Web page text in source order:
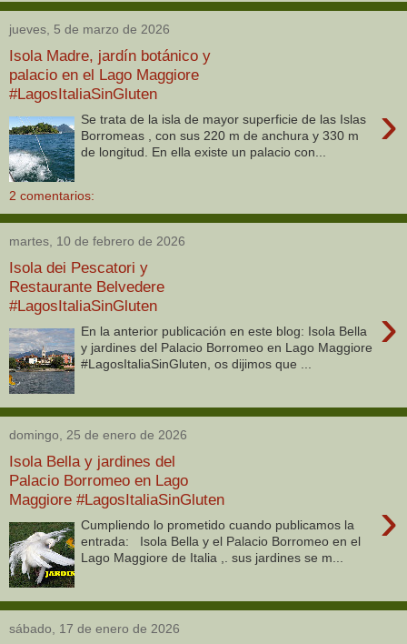
jueves, 5 de marzo de 2026
Isola Madre, jardín botánico y
palacio en el Lago Maggiore
#LagosItaliaSinGluten
›
Se trata de la isla de mayor superficie de las Islas
Borromeas , con sus 220 m de anchura y 330 m
de longitud. En ella existe un palacio con...
2 comentarios:
martes, 10 de febrero de 2026
Isola dei Pescatori y
Restaurante Belvedere
#LagosItaliaSinGluten
›
En la anterior publicación en este blog: Isola Bella
y jardines del Palacio Borromeo en Lago Maggiore
#LagosItaliaSinGluten, os dijimos que ...
domingo, 25 de enero de 2026
Isola Bella y jardines del
Palacio Borromeo en Lago
Maggiore #LagosItaliaSinGluten
›
Cumpliendo lo prometido cuando publicamos la
entrada: Isola Bella y el Palacio Borromeo en el
Lago Maggiore de Italia ,. sus jardines se m...
sábado, 17 de enero de 2026